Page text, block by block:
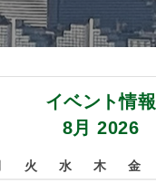
イベント情報
8月 2026
火 水 木 金